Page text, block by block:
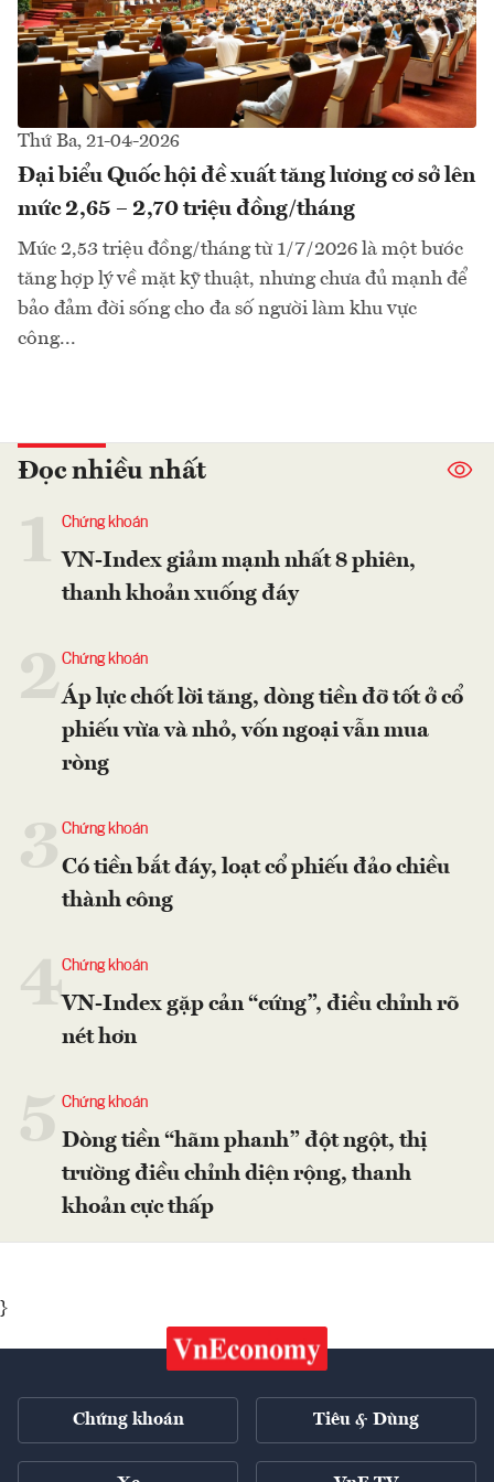
Thứ Ba, 21-04-2026
Đại biểu Quốc hội đề xuất tăng lương cơ sở lên
mức 2,65 – 2,70 triệu đồng/tháng
Mức 2,53 triệu đồng/tháng từ 1/7/2026 là một bước
tăng hợp lý về mặt kỹ thuật, nhưng chưa đủ mạnh để
bảo đảm đời sống cho đa số người làm khu vực
công...
Đọc nhiều nhất
Chứng khoán
VN-Index giảm mạnh nhất 8 phiên,
thanh khoản xuống đáy
2Chứng khoán
Áp lực chốt lời tăng, dòng tiền đỡ tốt ở cổ
phiếu vừa và nhỏ, vốn ngoại vẫn mua
ròng
Chứng khoán
Có tiền bắt đáy, loạt cổ phiếu đảo chiều
thành công
4Chứng khoán
VN-Index gặp cản “cứng”, điều chỉnh rõ
nét hơn
Chứng khoán
Dòng tiền “hãm phanh” đột ngột, thị
trường điều chỉnh diện rộng, thanh
khoản cực thấp
}
Chứng khoán Tiêu & Dùng